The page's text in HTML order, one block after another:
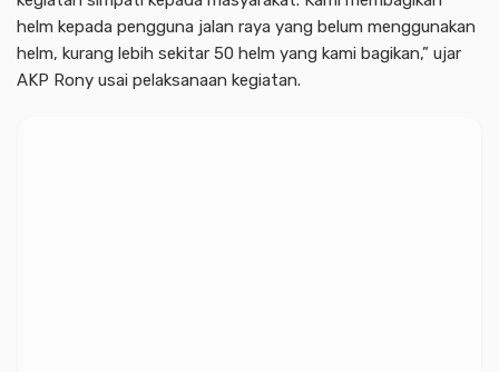
helm kepada pengguna jalan raya yang belum menggunakan
helm, kurang lebih sekitar 50 helm yang kami bagikan,” ujar
AKP Rony usai pelaksanaan kegiatan.